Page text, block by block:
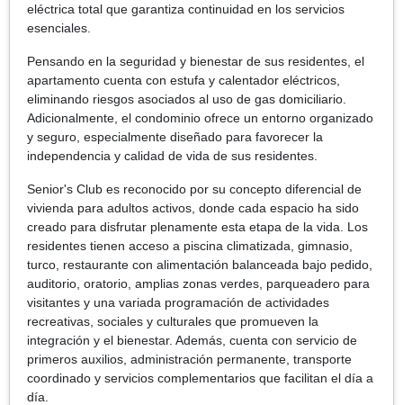
eléctrica total que garantiza continuidad en los servicios
esenciales.
Pensando en la seguridad y bienestar de sus residentes, el
apartamento cuenta con estufa y calentador eléctricos,
eliminando riesgos asociados al uso de gas domiciliario.
Adicionalmente, el condominio ofrece un entorno organizado
y seguro, especialmente diseñado para favorecer la
independencia y calidad de vida de sus residentes.
Senior's Club es reconocido por su concepto diferencial de
vivienda para adultos activos, donde cada espacio ha sido
creado para disfrutar plenamente esta etapa de la vida. Los
residentes tienen acceso a piscina climatizada, gimnasio,
turco, restaurante con alimentación balanceada bajo pedido,
auditorio, oratorio, amplias zonas verdes, parqueadero para
visitantes y una variada programación de actividades
recreativas, sociales y culturales que promueven la
integración y el bienestar. Además, cuenta con servicio de
primeros auxilios, administración permanente, transporte
coordinado y servicios complementarios que facilitan el día a
día.